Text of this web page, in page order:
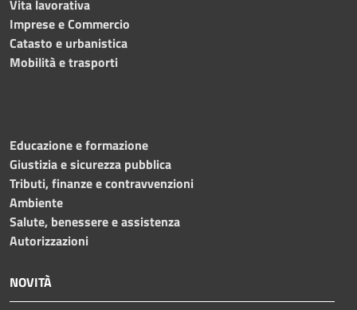
Vita lavorativa
Imprese e Commercio
Catasto e urbanistica
Mobilità e trasporti
Educazione e formazione
Giustizia e sicurezza pubblica
Tributi, finanze e contravvenzioni
Ambiente
Salute, benessere e assistenza
Autorizzazioni
NOVITÀ